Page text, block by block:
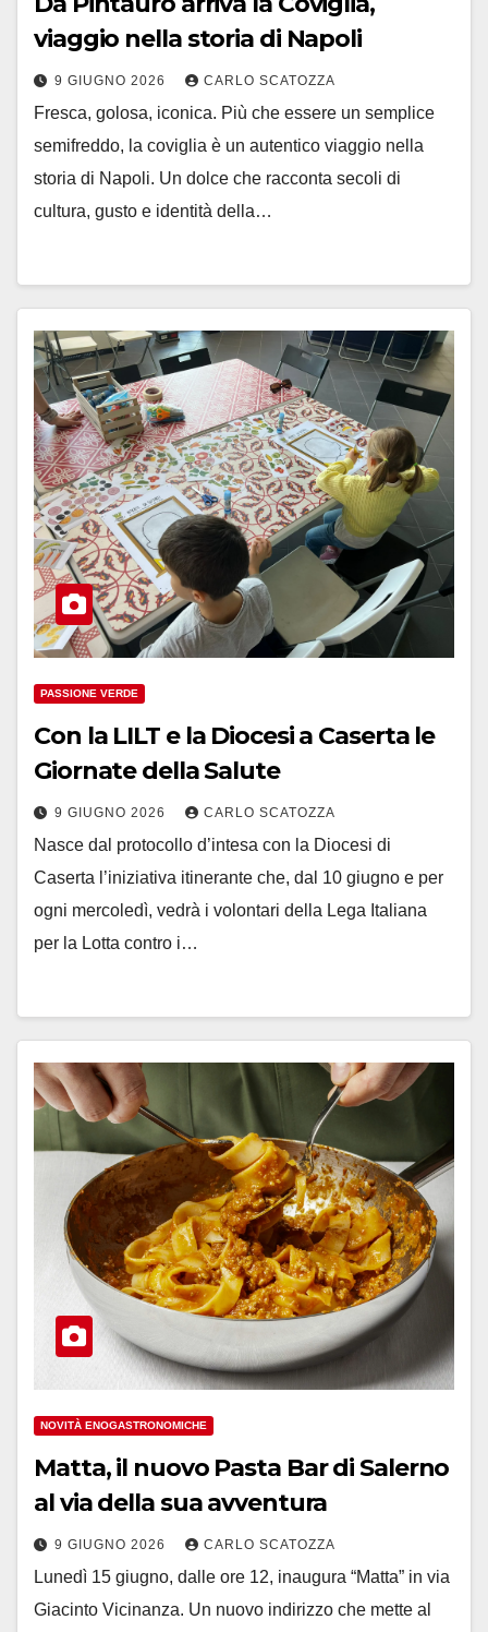
viaggio nella storia di Napoli
9 GIUGNO 2026 CARLO SCATOZZA
Fresca, golosa, iconica. Più che essere un semplice
semifreddo, la coviglia è un autentico viaggio nella
storia di Napoli. Un dolce che racconta secoli di
cultura, gusto e identità della…
PASSIONE VERDE
Con la LILT e la Diocesi a Caserta le
Giornate della Salute
9 GIUGNO 2026 CARLO SCATOZZA
Nasce dal protocollo d’intesa con la Diocesi di
Caserta l’iniziativa itinerante che, dal 10 giugno e per
ogni mercoledì, vedrà i volontari della Lega Italiana
per la Lotta contro i…
NOVITÀ ENOGASTRONOMICHE
Matta, il nuovo Pasta Bar di Salerno
al via della sua avventura
9 GIUGNO 2026 CARLO SCATOZZA
Lunedì 15 giugno, dalle ore 12, inaugura “Matta” in via
Giacinto Vicinanza. Un nuovo indirizzo che mette al